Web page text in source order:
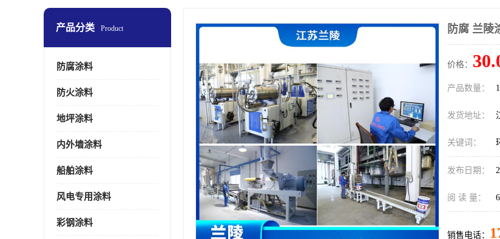
产品分类 Product
防腐涂料
防火涂料
地坪涂料
内外墙涂料
船舶涂料
风电专用涂料
彩钢涂料
防腐 兰陵
价格：
产品数量：
发货地址：
关键词：
发布日期：
阅 读 量：
销售电话：